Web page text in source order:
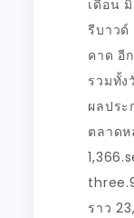
เดือน
รีบาวด์
คาด อี
รวมทั้ง
ผลประ
ตลาด
ราว